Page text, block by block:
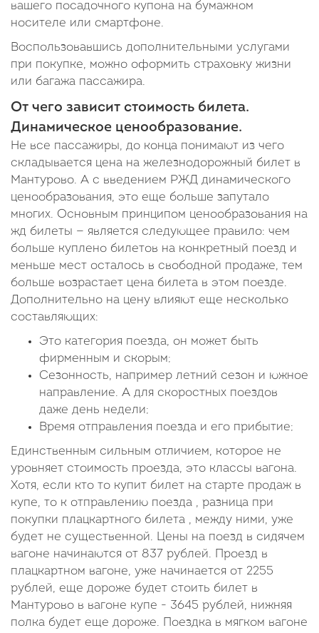
вашего посадочного купона на бумажном
носителе или смартфоне.
Воспользовавшись дополнительными услугами
при покупке, можно оформить страховку жизни
или багажа пассажира.
От чего зависит стоимость билета.
Динамическое ценообразование.
Не все пассажиры, до конца понимают из чего
складывается цена на железнодорожный билет в
Мантурово. А с введением РЖД динамического
ценообразования, это еще больше запутало
многих. Основным принципом ценообразования на
жд билеты — является следующее правило: чем
больше куплено билетов на конкретный поезд и
меньше мест осталось в свободной продаже, тем
больше возрастает цена билета в этом поезде.
Дополнительно на цену влияют еще несколько
составляющих:
Это категория поезда, он может быть
фирменным и скорым;
Сезонность, например летний сезон и южное
направление. А для скоростных поездов
даже день недели;
Время отправления поезда и его прибытие;
Единственным сильным отличием, которое не
уровняет стоимость проезда, это классы вагона.
Хотя, если кто то купит билет на старте продаж в
купе, то к отправлению поезда , разница при
покупки плацкартного билета , между ними, уже
будет не существенной. Цены на поезд в сидячем
вагоне начинаются от 837 рублей. Проезд в
плацкартном вагоне, уже начинается от 2255
рублей, еще дороже будет стоить билет в
Мантурово в вагоне купе - 3645 рублей, нижняя
полка будет еще дороже. Поездка в мягком вагоне